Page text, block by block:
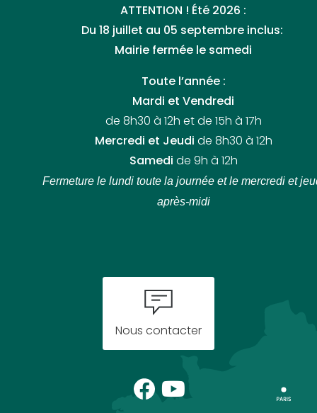
ATTENTION ! Été 2026 :
Du 18 juillet au 05 septembre inclus:
Mairie fermée le samedi
Toute l’année :
Mardi et Vendredi
de 8h30 à 12h et de 15h à 17h
Mercredi et Jeudi de 8h30 à 12h
Samedi de 9h à 12h
Fermeture le lundi toute la journée et le mercredi et
après-midi
Nous contacter